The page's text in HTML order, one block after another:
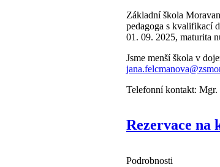
Základní škola
pedagoga s kvalifikací
01. 09. 2025, maturita
Jsme menší škola v
Telefonní kontakt: Mgr.
Rezervace na
Podrobnosti